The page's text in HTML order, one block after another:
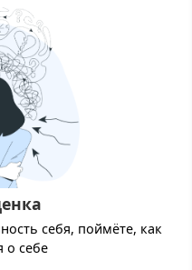
себя, поймёте, как
о себе